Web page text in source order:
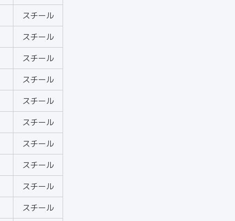
スチール
スチール
スチール
スチール
スチール
スチール
スチール
スチール
スチール
スチール